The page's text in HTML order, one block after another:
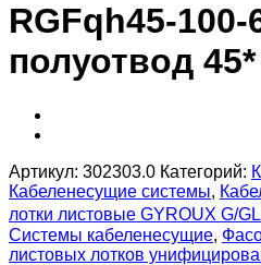
RGFqh45-100-
полуотвод
Артикул: 302303.0 Категорий:
Кабеленесущие системы,
лотки листовые GYROUX G/GL
Системы кабеленесущие,
листовых лотков